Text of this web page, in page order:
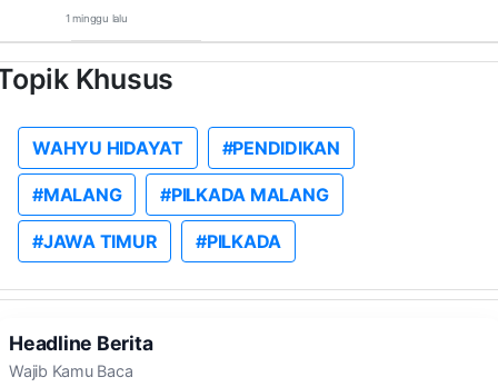
1 minggu lalu
Khusus
WAHYU HIDAYAT #PENDIDIKAN
#MALANG #PILKADA MALANG
#JAWA TIMUR #PILKADA
Headline Berita
Wajib Kamu Baca